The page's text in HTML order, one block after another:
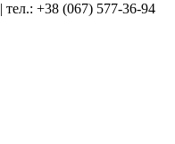
тел.: +38 (067) 577-36-94